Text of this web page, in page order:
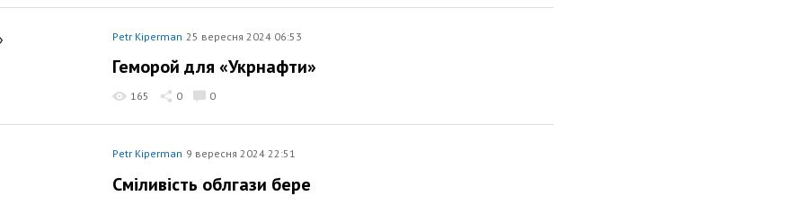
Petr Kiperman 25 вересня 2024 06:53
Геморой для «Укрнафти»
165 0 0
Petr Kiperman 9 вересня 2024 22:51
Сміливість облгази бере